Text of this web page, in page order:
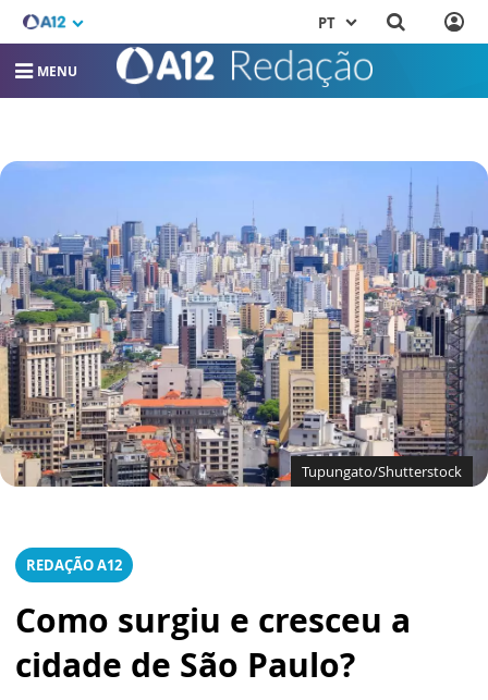
PT
MENU
Tupungato/Shutterstock
REDAÇÃO A12
Como surgiu e cresceu a
cidade de São Paulo?